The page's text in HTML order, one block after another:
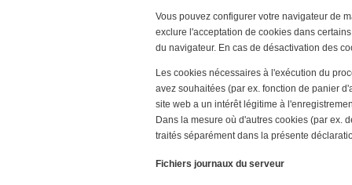
Vous pouvez configurer votre navigateur de
exclure l'acceptation de cookies dans
du navigateur. En cas de désactivation des
Les cookies nécessaires à l'exécution du
avez souhaitées (par ex. fonction de panier
site web a un intérêt légitime à
Dans la mesure où d'autres cookies (par ex.
traités séparément dans la présente
Fichiers journaux du serveur